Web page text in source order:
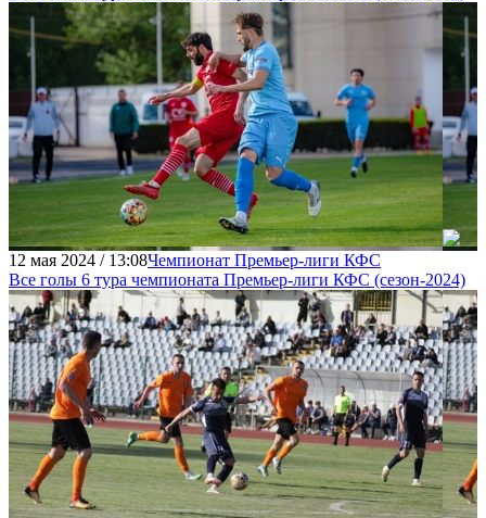
12 мая 2024 / 13:08Чемпионат Премьер-лиги КФС
Все голы 6 тура чемпионата Премьер-лиги КФC (сезон-2024)